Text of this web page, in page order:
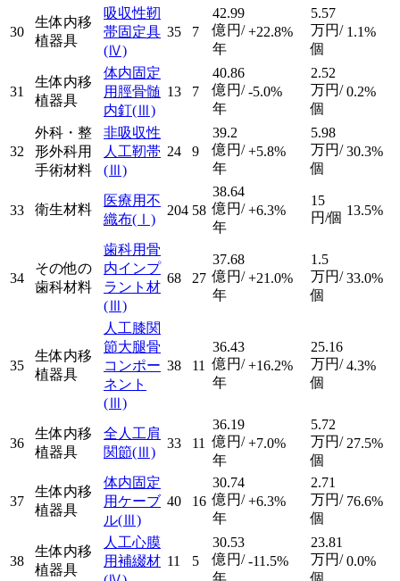
30
生体内移
植器具
吸収性靭
帯固定具
(Ⅳ)
35 7
42.99
億円/
年
+22.8%
5.57
万円/
個
1.1%
31
生体内移
植器具
体内固定
用脛骨髄
内釘(Ⅲ)
13 7
40.86
億円/
年
-5.0%
2.52
万円/
個
0.2%
32
外科・整
形外科用
手術材料
非吸収性
人工靭帯
(Ⅲ)
24 9
39.2
億円/
年
+5.8%
5.98
万円/
個
30.3%
33 衛生材料
医療用不
織布(Ⅰ)
204 58
38.64
億円/
年
+6.3%
15
円/個 13.5%
34
その他の
歯科材料
歯科用骨
内インプ
ラント材
(Ⅲ)
68 27
37.68
億円/
年
+21.0%
1.5
万円/
個
33.0%
35
生体内移
植器具
人工膝関
節大腿骨
コンポー
ネント
(Ⅲ)
38 11
36.43
億円/
年
+16.2%
25.16
万円/
個
4.3%
36
生体内移
植器具
全人工肩
関節(Ⅲ)
33 11
36.19
億円/
年
+7.0%
5.72
万円/
個
27.5%
37
生体内移
植器具
体内固定
用ケーブ
ル(Ⅲ)
40 16
30.74
億円/
年
+6.3%
2.71
万円/
個
76.6%
38
生体内移
植器具
人工心膜
用補綴材 11 5
30.53
億円/ -11.5%
23.81
万円/ 0.0%